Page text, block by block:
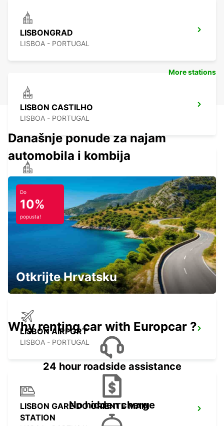
LISBONGRAD
LISBOA - PORTUGAL
LISBON CASTILHO
LISBOA - PORTUGAL
LISBON EL CORTE INGLES
LISBOA - PORTUGAL
LISBOA - PORTUGAL
LISBON AIRPORT
LISBOA - PORTUGAL
LISBON GARE DO ORIENTE MAIN
STATION
More stations
Današnje ponude za najam
automobila i kombija
Do
10%
popusta!
Otkrijte Hrvatsku
Why renting car with Europcar ?
24 hour roadside assistance
No hidden charge